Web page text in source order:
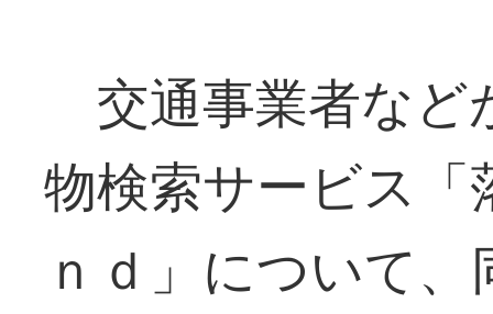
交通事業者など
物検索サービス
ｎｄ」について